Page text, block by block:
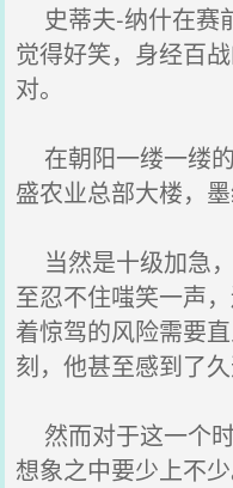
史蒂夫-纳什在赛
觉得好笑，身经百
对。
在朝阳一缕一缕
盛农业总部大楼，
当然是十级加急
至忍不住嗤笑一声
着惊驾的风险需要
刻，他甚至感到了久
然而对于这一个
想象之中要少上不少